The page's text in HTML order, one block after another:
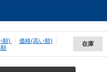
順)
価格(高い順)
在庫